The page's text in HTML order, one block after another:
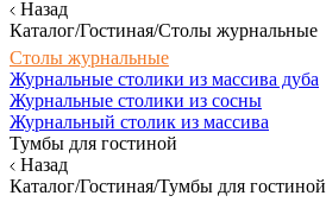
Назад
Каталог/Гостиная/Столы журнальные
Столы журнальные
Журнальные столики из массива дуба
Журнальные столики из сосны
Журнальный столик из массива
Тумбы для гостиной
Назад
Каталог/Гостиная/Тумбы для гостиной